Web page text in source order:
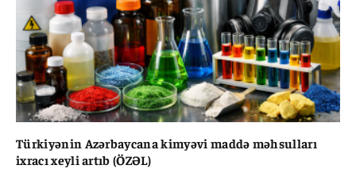
Türkiyənin Azərbaycana kimyəvi maddə məhsulları
ixracı xeyli artıb (ÖZƏL)